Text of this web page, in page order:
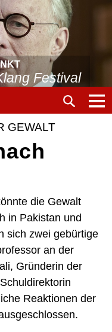
Festival
GEWALT
die Gewalt
in Pakistan und
sich zwei gebürtige
an der
Gründerin der
Reaktionen der